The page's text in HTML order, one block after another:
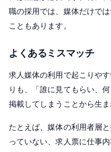
職の採用では、媒体だけで
こともあります。
よくあるミスマッチ
求人媒体の利用で起こりや
りも、「誰に見てもらい、
掲載してしまうことから生ま
たとえば、媒体の利用者層
っていない、求人票に仕事